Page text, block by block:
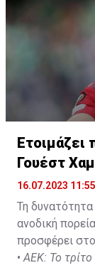
— Ben Jacobs
Ετοιμάζει
Γουέστ Χαμ
16.07.2023 11:55
Τη
ανοδική
προσφέρει
•ΑΕΚ: Το τρίτο